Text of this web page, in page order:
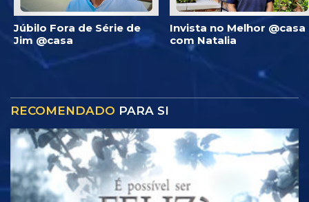
Júbilo Fora de Série de
Jim @casa
Invista no Melhor @casa
com Natalia
RECOMENDADO PARA SI